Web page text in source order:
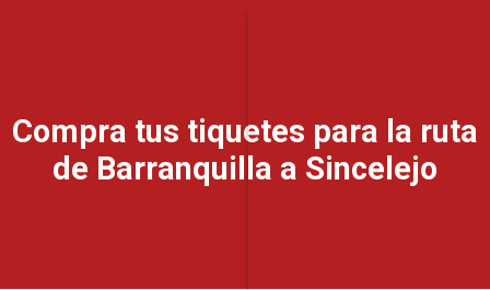
Compra tus tiquetes para la ruta
de Barranquilla a Sincelejo